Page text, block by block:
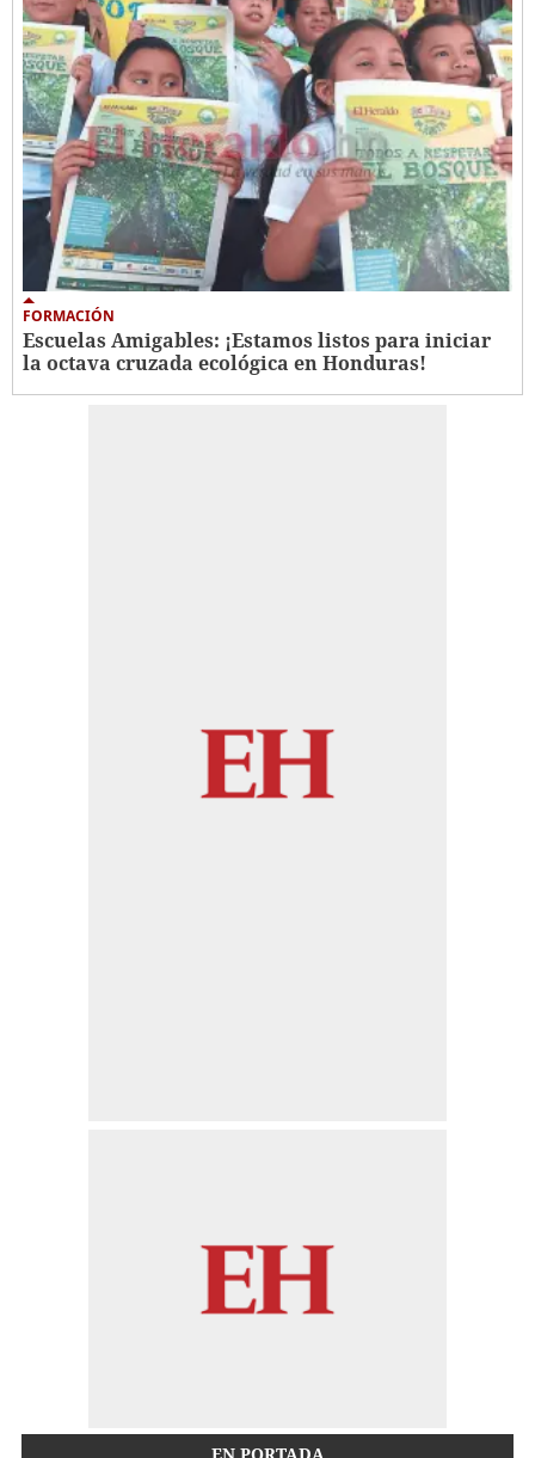
FORMACIÓN
Escuelas Amigables: ¡Estamos listos para iniciar
la octava cruzada ecológica en Honduras!